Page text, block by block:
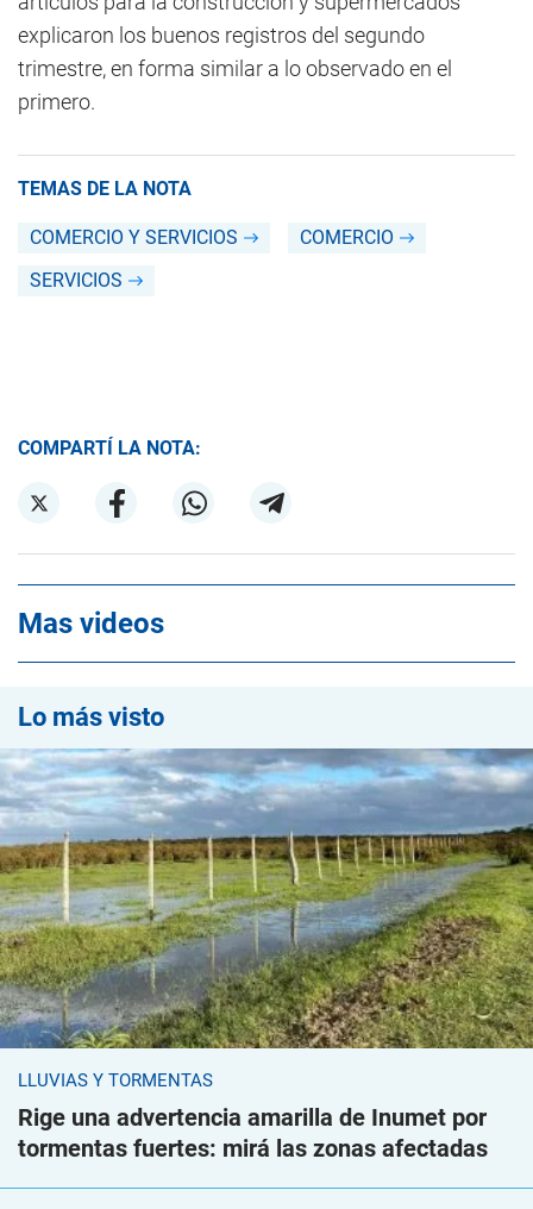
explicaron los buenos registros del segundo
trimestre, en forma similar a lo observado en el
primero.
TEMAS DE LA NOTA
COMERCIO Y SERVICIOS
COMERCIO
SERVICIOS
COMPARTÍ LA NOTA:
Mas videos
Lo más visto
LLUVIAS Y TORMENTAS
Rige una advertencia amarilla de Inumet por
tormentas fuertes: mirá las zonas afectadas